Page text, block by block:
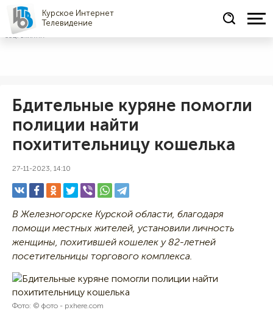
Курское Интернет
Телевидение
СОЦРЕКЛАМА
Бдительные куряне помогли
полиции найти
похитительницу кошелька
27-11-2023, 14:10
В Железногорске Курской области, благодаря
помощи местных жителей, установили личность
женщины, похитившей кошелек у 82-летней
посетительницы торгового комплекса.
Фото: © фото - pxhere.com